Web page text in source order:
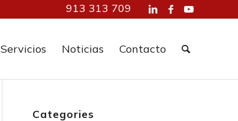
913 313 709
Servicios Noticias Contacto
Categories